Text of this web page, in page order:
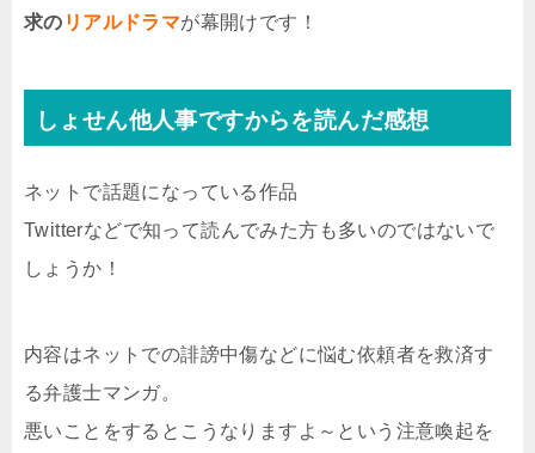
求の リアルドラマが幕開けです！
しょせん他人事ですからを読んだ感想
ネットで話題になっている作品
Twitterなどで知って読んでみた方も多いのではないで
しょうか！
内容はネットでの誹謗中傷などに悩む依頼者を救済す
る弁護士マンガ。
悪いことをするとこうなりますよ～という注意喚起を